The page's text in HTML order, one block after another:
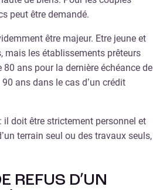
peut être demandé.
être majeur. Etre jeune et
mais les établissements prêteurs
80 ans pour la dernière échéance de
ans dans le cas d’un crédit
il doit être strictement personnel et
terrain seul ou des travaux seuls,
REFUS D’UN